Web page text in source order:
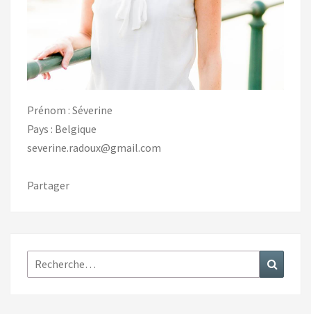
Prénom : Séverine
Pays : Belgique
severine.radoux@gmail.com
Partager
Rechercher :